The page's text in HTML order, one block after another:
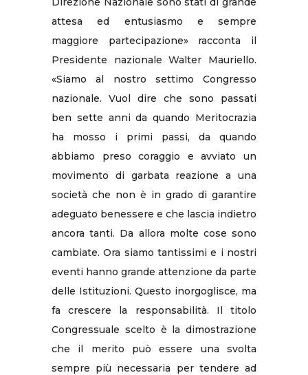
attesa ed entusiasmo e sempre
maggiore partecipazione» racconta il
Presidente nazionale Walter Mauriello.
«Siamo al nostro settimo Congresso
nazionale. Vuol dire che sono passati
ben sette anni da quando Meritocrazia
ha mosso i primi passi, da quando
abbiamo preso coraggio e avviato un
movimento di garbata reazione a una
società che non è in grado di garantire
adeguato benessere e che lascia indietro
ancora tanti. Da allora molte cose sono
cambiate. Ora siamo tantissimi e i nostri
eventi hanno grande attenzione da parte
delle Istituzioni. Questo inorgoglisce, ma
fa crescere la responsabilità. Il titolo
Congressuale scelto è la dimostrazione
che il merito può essere una svolta
sempre più necessaria per tendere ad